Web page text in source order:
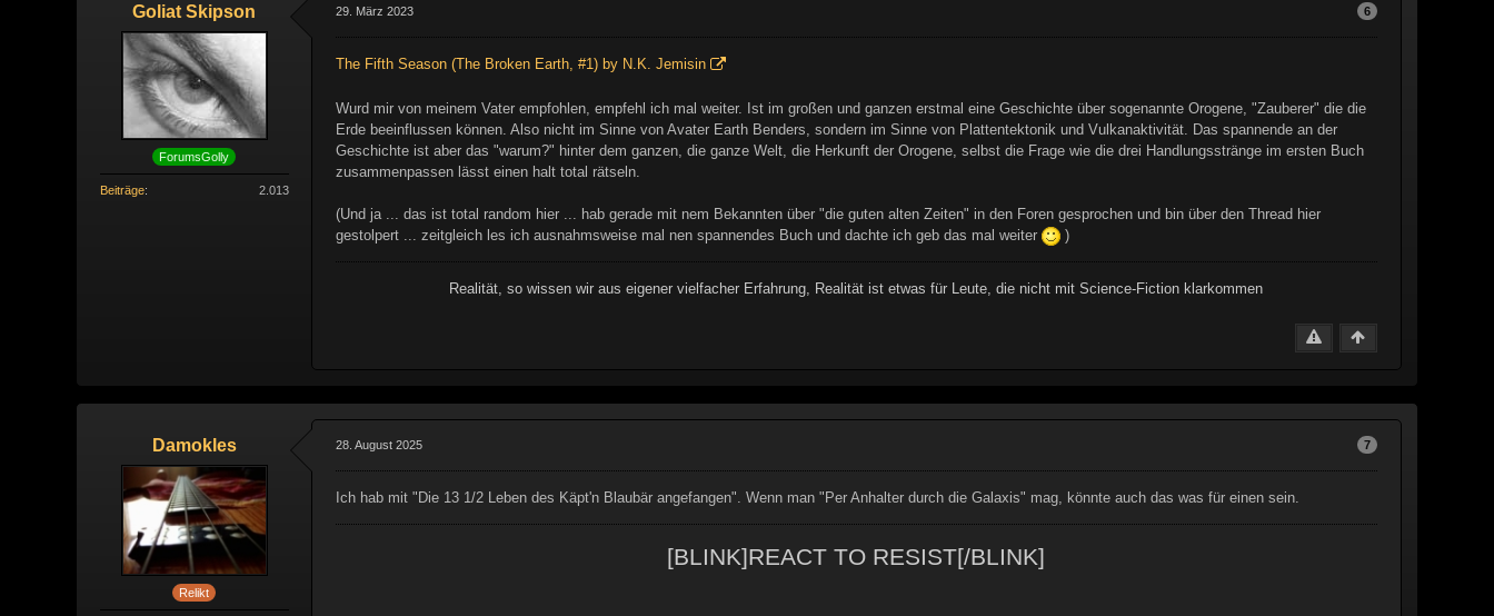
Goliat Skipson
ForumsGolly
Beiträge 2.013
6
29. März 2023
The Fifth Season (The Broken Earth, #1) by N.K. Jemisin
Wurd mir von meinem Vater empfohlen, empfehl ich mal weiter. Ist im großen und ganzen erstmal eine Geschichte über sogenannte Orogene, "Zauberer" die die
Erde beeinflussen können. Also nicht im Sinne von Avater Earth Benders, sondern im Sinne von Plattentektonik und Vulkanaktivität. Das spannende an der
Geschichte ist aber das "warum?" hinter dem ganzen, die ganze Welt, die Herkunft der Orogene, selbst die Frage wie die drei Handlungsstränge im ersten Buch
zusammenpassen lässt einen halt total rätseln.
(Und ja ... das ist total random hier ... hab gerade mit nem Bekannten über "die guten alten Zeiten" in den Foren gesprochen und bin über den Thread hier
gestolpert ... zeitgleich les ich ausnahmsweise mal nen spannendes Buch und dachte ich geb das mal weiter
)
Realität, so wissen wir aus eigener vielfacher Erfahrung, Realität ist etwas für Leute, die nicht mit Science-Fiction klarkommen
Damokles
Relikt
7
28. August 2025
Ich hab mit "Die 13 1/2 Leben des Käpt'n Blaubär angefangen". Wenn man "Per Anhalter durch die Galaxis" mag, könnte auch das was für einen sein.
[BLINK]REACT TO RESIST[/BLINK]